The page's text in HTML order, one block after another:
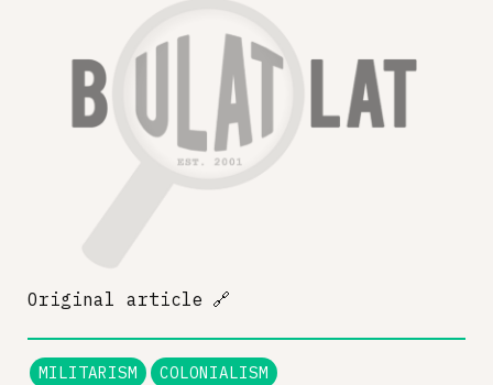
Original article 🔗
MILITARISM COLONIALISM